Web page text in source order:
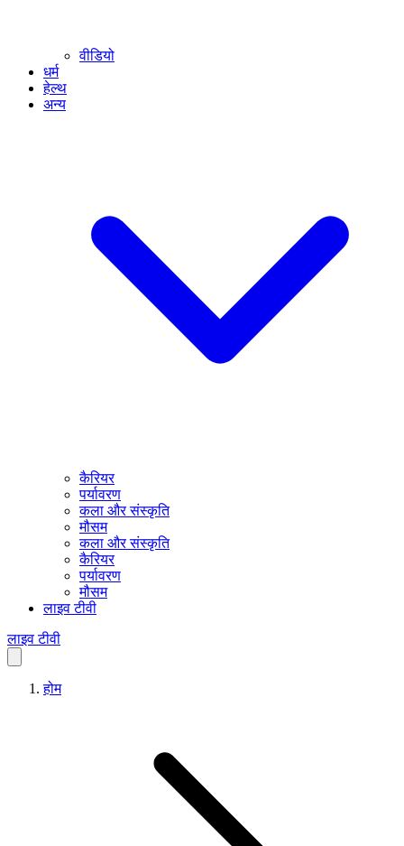
वीडियो
धर्म
हेल्थ
अन्य
कैरियर
पर्यावरण
कला और संस्कृति
मौसम
कला और संस्कृति
कैरियर
पर्यावरण
मौसम
लाइव टीवी
लाइव टीवी
होम